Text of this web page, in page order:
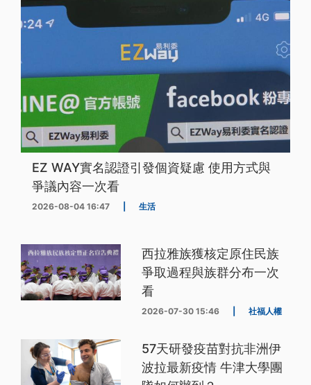
EZ WAY實名認證引發個資疑慮 使用方式與
爭議內容一次看
2026-08-04 16:47 生活
西拉雅族獲核定原住民族
爭取過程與族群分布一次
看
2026-07-30 15:46 社福人權
57天研發疫苗對抗非洲伊
波拉最新疫情 牛津大學團